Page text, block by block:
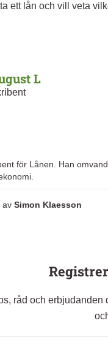
L
för Lånen. Han
av Simon Klaesson
råd och erbjudanden